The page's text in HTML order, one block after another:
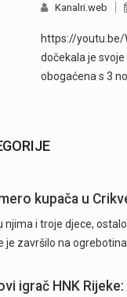
Kanalri.web
https://youtu.be/
dočekala je
obogaćena s 3
kupača u
njima i troje djece,
je završilo na
igrač HNK